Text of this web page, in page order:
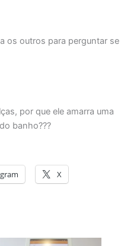
os outros para perguntar se
por que ele amarra uma
banho???
X